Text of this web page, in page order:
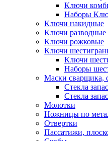
Ключи
Наборы
Ключи накидные
Ключи разводные
Ключи рожковые
Ключи
Ключи
Наборы
Маски сварщика,
Стекла
Стекла
Молотки
Ножницы по
Отвертки
Пассатижи,